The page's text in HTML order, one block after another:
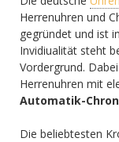
Herrenuhren und
gegründet und ist
Invidiualität steht
Vordergrund.
Herrenuhren mit
Automatik-
Die beliebtesten